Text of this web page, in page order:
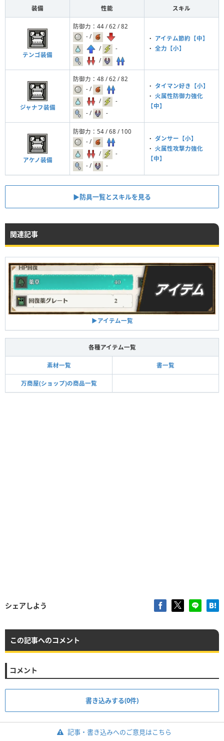
装備 性能 スキル
テンゴ装備
防御力：44 / 62 / 82
- /
/
-
/
・ アイテム節約【中】
・ 全力【小】
ジャナフ装備
防御力：48 / 62 / 82
- /
/
-
- /
-
・ タイマン好き【小】
・ 火属性防御力強化
【中】
アケノ装備
防御力：54 / 68 / 100
- /
/
-
- /
-
・ ダンサー【小】
・ 火属性攻撃力強化
【中】
▶︎防具一覧とスキルを見る
関連記事
▶アイテム一覧
各種アイテム一覧
素材一覧 書一覧
万商屋(ショップ)の商品一覧
シェアしよう
この記事へのコメント
コメント
書き込みする(0件)
記事・書き込みへのご意見はこちら